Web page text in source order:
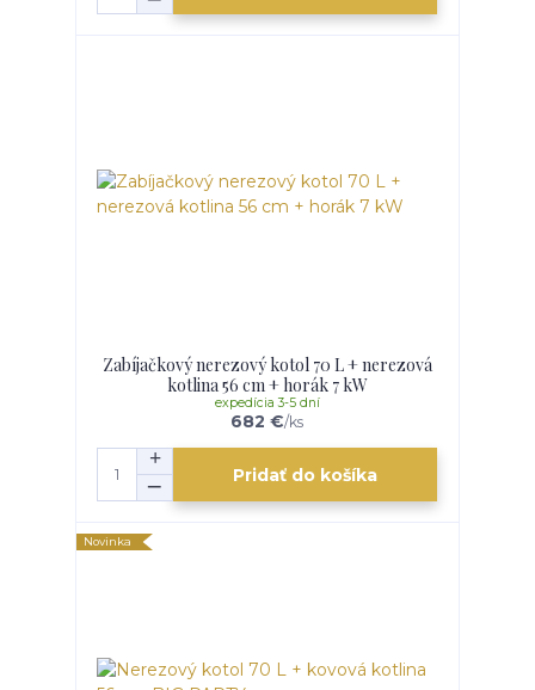
Zabíjačkový nerezový kotol 70 L + nerezová
kotlina 56 cm + horák 7 kW
682 €/ks
expedícia 3-5 dní
Pridať do košíka
Novinka